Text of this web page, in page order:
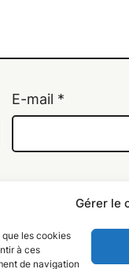
Gérer le
les cookies
à ces
de navigation
E-mail *